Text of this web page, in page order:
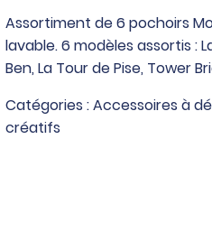
Assortiment
de
6
pochoirs
Monuments
de
Assortiment de 6 pochoirs
lavable. 6 modèles assortis :
Ben, La Tour de Pise, Tower
Catégories :Accessoires à
créatifs